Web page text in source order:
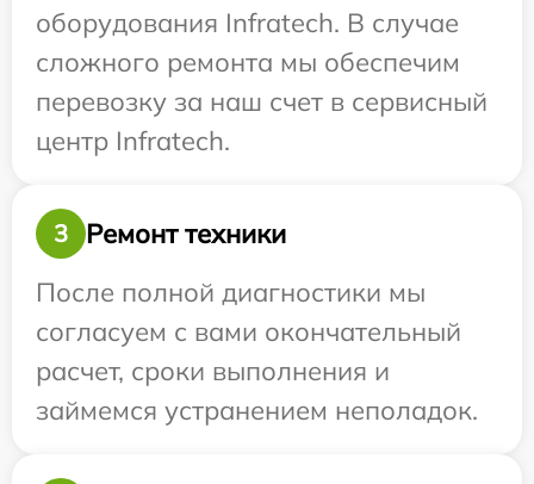
оборудования Infratech. В случае
сложного ремонта мы обеспечим
перевозку за наш счет в сервисный
центр Infratech.
3
Ремонт техники
После полной диагностики мы
согласуем с вами окончательный
расчет, сроки выполнения и
займемся устранением неполадок.